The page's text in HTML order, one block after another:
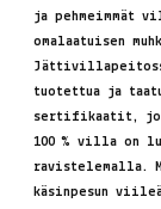
ja
omalaatuisen
tuotettua ja
sertifikaatit,
100 % villa on
ravistelemalla.
käsinpesun